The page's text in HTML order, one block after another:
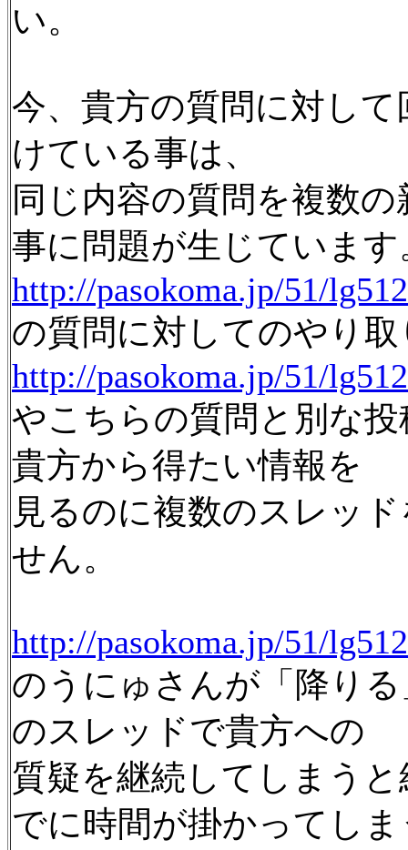
い。
今、貴方の質問に対し
けている事は、
同じ内容の質問を複数
事に問題が生じています
http://pasokoma.jp/51/
の質問に対してのやり
http://pasokoma.jp/51/
やこちらの質問と別な
貴方から得たい情報を
見るのに複数のスレッ
せん。
http://pasokoma.jp/51/
のうにゅさんが「降り
のスレッドで貴方への
質疑を継続してしまう
でに時間が掛かってしま